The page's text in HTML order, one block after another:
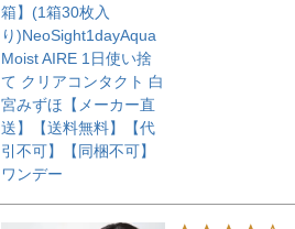
箱】(1箱30枚入
り)NeoSight1dayAqua
Moist AIRE 1日使い捨
て クリアコンタクト 白
宮みずほ【メーカー直
送】【送料無料】【代
引不可】【同梱不可】
ワンデー